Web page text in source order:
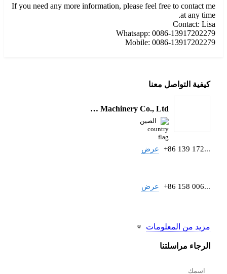
If you need any more information, please feel free to contact me
at any time.
Contact: Lisa
Whatsapp: 0086-13917202279
Mobile: 0086-13917202279
كيفية التواصل معنا
Shenyou Construction Machinery Co., Ltd
الصين
+86 139 172... عرض
+86 158 006... عرض
مزيد من المعلومات
الرجاء مراسلتنا